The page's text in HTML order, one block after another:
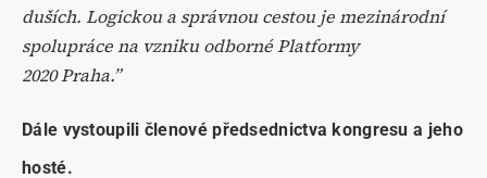
duších. Logickou a správnou cestou je mezinárodní
spolupráce na vzniku odborné Platformy
2020 Praha.”
Dále vystoupili členové předsednictva kongresu a jeho
hosté.